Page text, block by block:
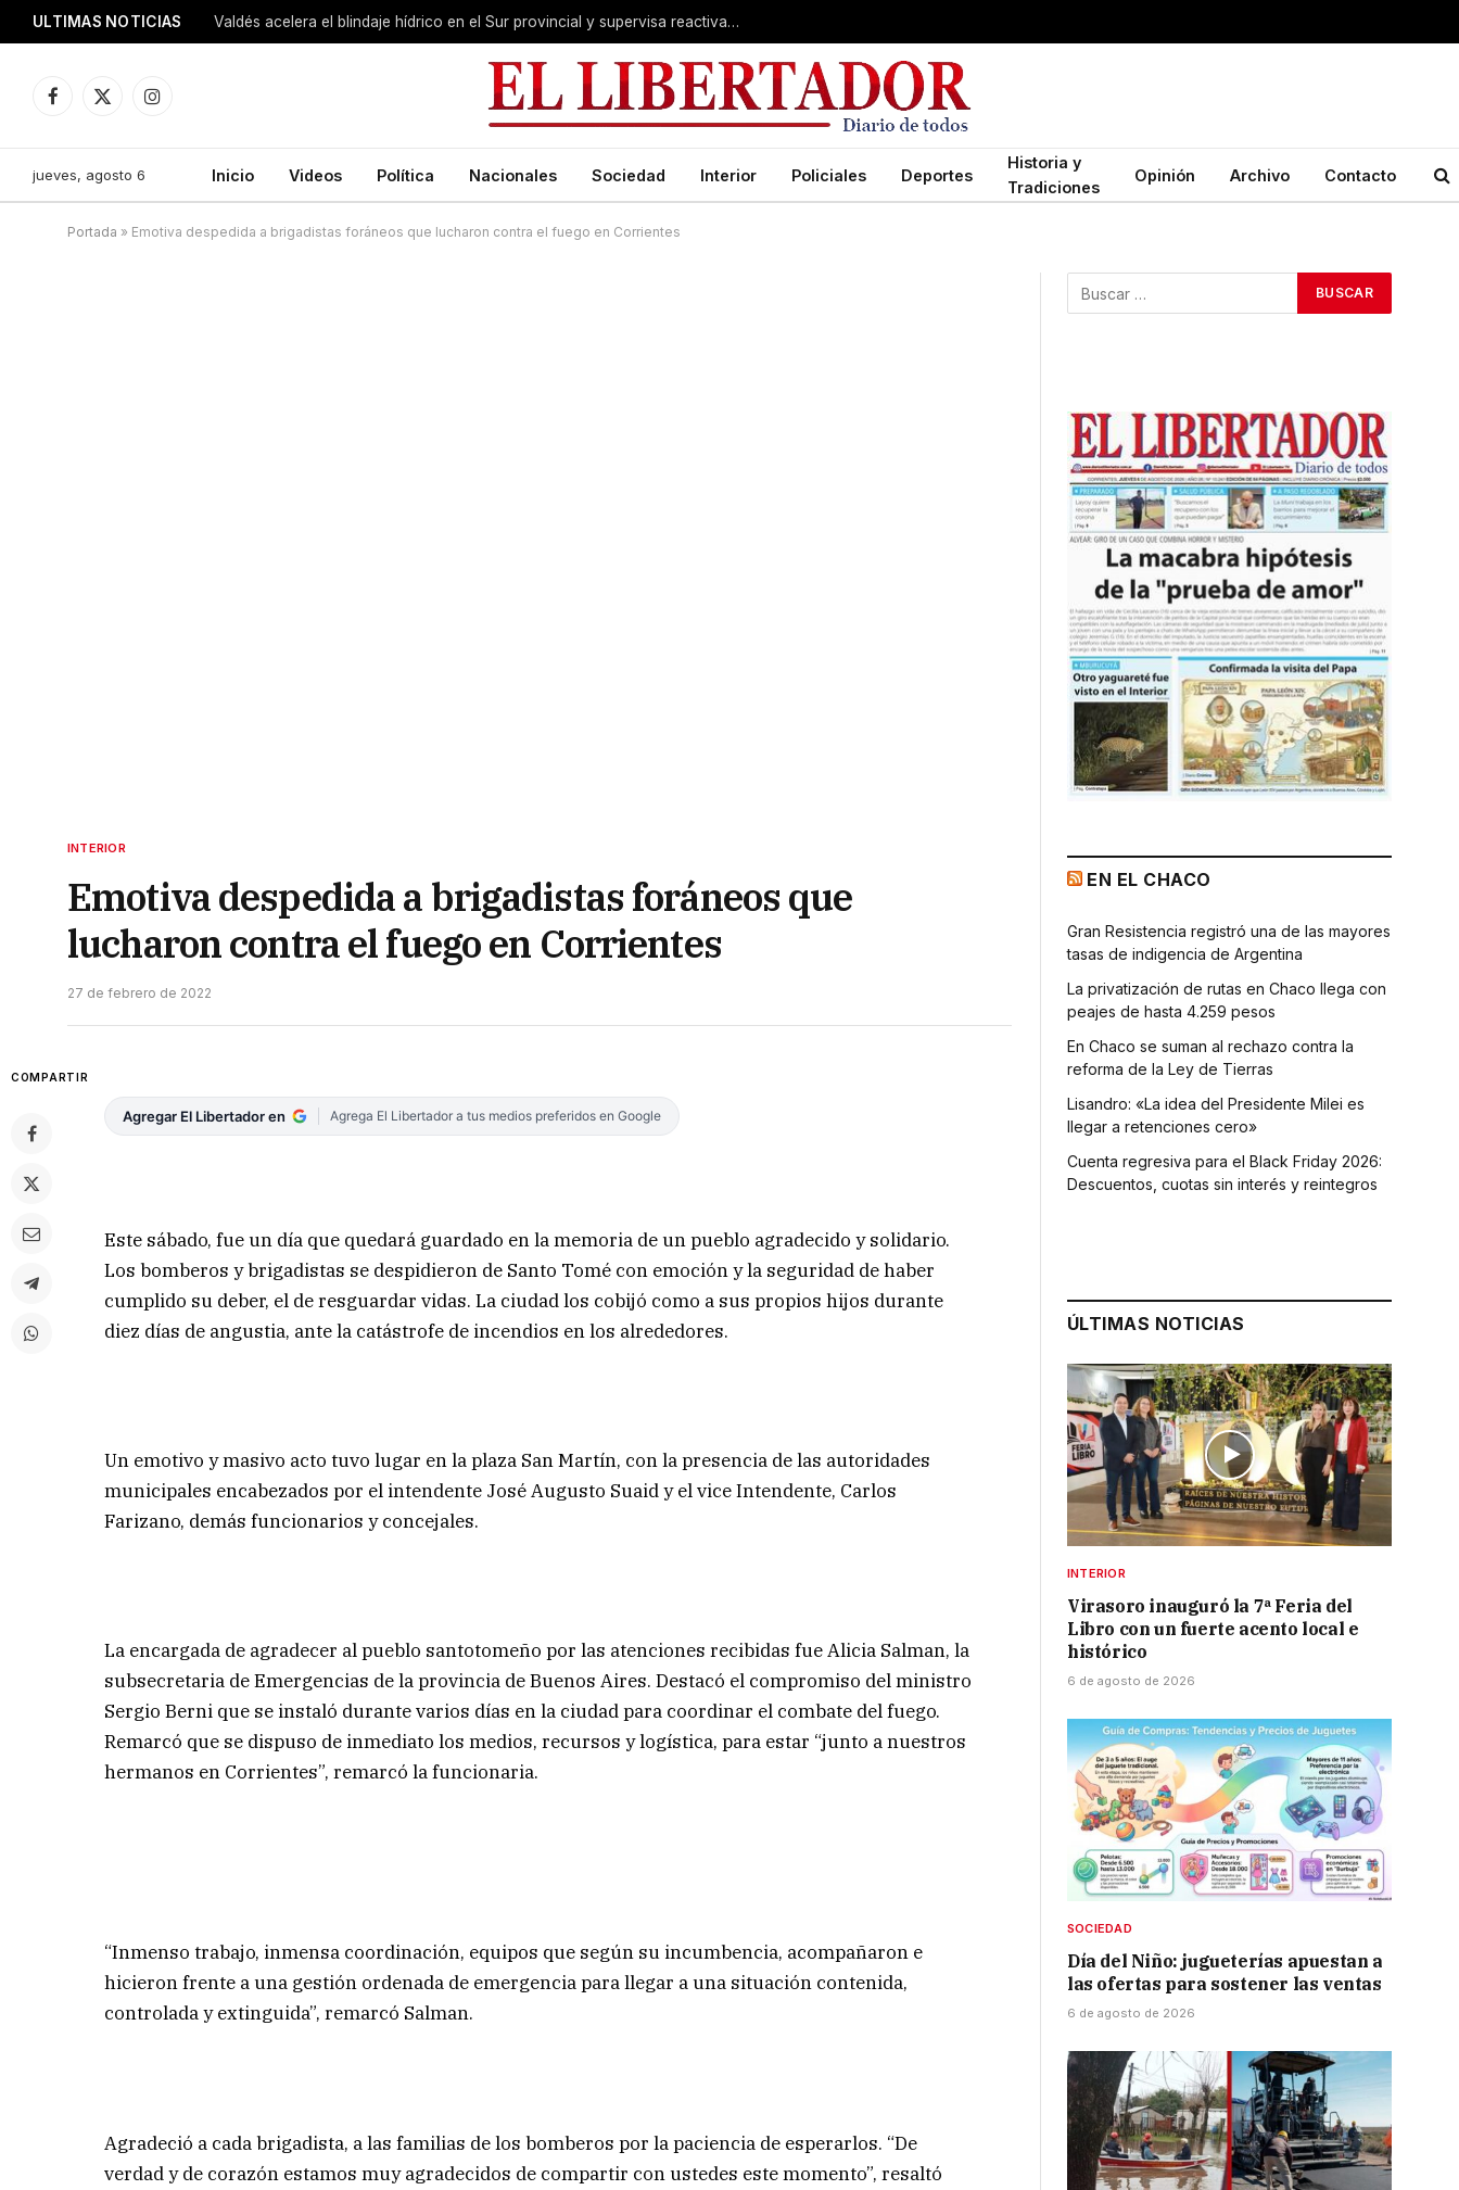
ULTIMAS NOTICIAS Valdés acelera el blindaje hídrico en el Sur provincial y supervisa reactivación de ruta
Facebook
X
Instagram
jueves, agosto 6 Inicio Videos Política Nacionales Sociedad Interior Policiales Deportes
Historia y
Tradiciones
Opinión Archivo Contacto
Portada » Emotiva despedida a brigadistas foráneos que lucharon contra el fuego en Corrientes
INTERIOR
Emotiva despedida a brigadistas foráneos que
lucharon contra el fuego en Corrientes
27 de febrero de 2022
COMPARTIR
Agregar El Libertador en Agrega El Libertador a tus medios preferidos en Google
Este sábado, fue un día que quedará guardado en la memoria de un pueblo agradecido y solidario.
Los bomberos y brigadistas se despidieron de Santo Tomé con emoción y la seguridad de haber
cumplido su deber, el de resguardar vidas. La ciudad los cobijó como a sus propios hijos durante
diez días de angustia, ante la catástrofe de incendios en los alrededores.
Un emotivo y masivo acto tuvo lugar en la plaza San Martín, con la presencia de las autoridades
municipales encabezados por el intendente José Augusto Suaid y el vice Intendente, Carlos
Farizano, demás funcionarios y concejales.
La encargada de agradecer al pueblo santotomeño por las atenciones recibidas fue Alicia Salman, la
subsecretaria de Emergencias de la provincia de Buenos Aires. Destacó el compromiso del ministro
Sergio Berni que se instaló durante varios días en la ciudad para coordinar el combate del fuego.
Remarcó que se dispuso de inmediato los medios, recursos y logística, para estar “junto a nuestros
hermanos en Corrientes”, remarcó la funcionaria.
“Inmenso trabajo, inmensa coordinación, equipos que según su incumbencia, acompañaron e
hicieron frente a una gestión ordenada de emergencia para llegar a una situación contenida,
controlada y extinguida”, remarcó Salman.
Agradeció a cada brigadista, a las familias de los bomberos por la paciencia de esperarlos. “De
verdad y de corazón estamos muy agradecidos de compartir con ustedes este momento”, resaltó
EN EL CHACO
Gran Resistencia registró una de las mayores
tasas de indigencia de Argentina
La privatización de rutas en Chaco llega con
peajes de hasta 4.259 pesos
En Chaco se suman al rechazo contra la
reforma de la Ley de Tierras
Lisandro: «La idea del Presidente Milei es
llegar a retenciones cero»
Cuenta regresiva para el Black Friday 2026:
Descuentos, cuotas sin interés y reintegros
ÚLTIMAS NOTICIAS
INTERIOR
Virasoro inauguró la 7ª Feria del
Libro con un fuerte acento local e
histórico
6 de agosto de 2026
SOCIEDAD
Día del Niño: jugueterías apuestan a
las ofertas para sostener las ventas
6 de agosto de 2026